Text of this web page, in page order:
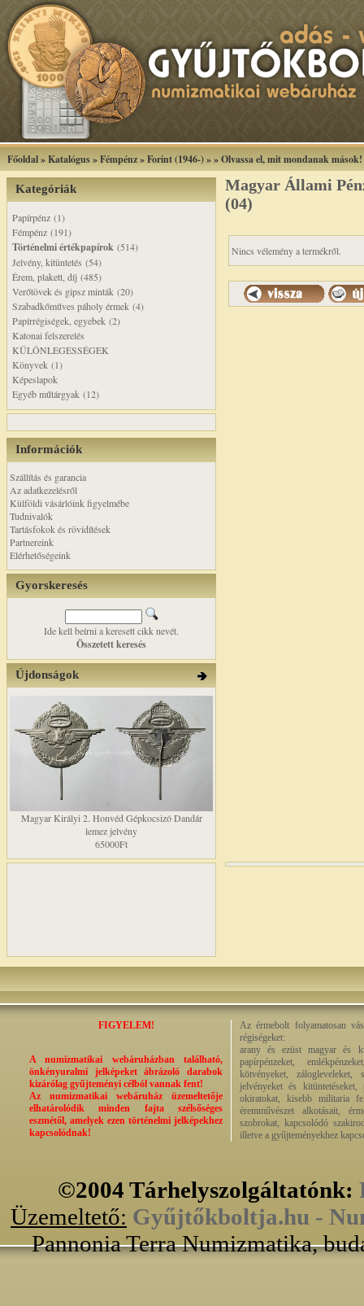
Főoldal»Katalógus»Fémpénz»Forint (1946-)»»Olvassa el, mit mondanak mások!
Kategóriák
Papírpénz (1)
Fémpénz (191)
Történelmi értékpapírok (514)
Jelvény, kitüntetés (54)
Érem, plakett, díj (485)
Verőtövek és gipsz minták (20)
Szabadkőműves páholy érmek (4)
Papírrégiségek, egyebek (2)
Katonai felszerelés
KÜLÖNLEGESSÉGEK
Könyvek (1)
Képeslapok
Egyéb műtárgyak (12)
Információk
Szállítás és garancia
Az adatkezelésről
Külföldi vásárlóink figyelmébe
Tudnivalók
Tartásfokok és rövidítések
Partnereink
Elérhetőségeink
Gyorskeresés
Ide kell beírni a keresett cikk nevét.
Összetett keresés
Újdonságok
Magyar Királyi 2. Honvéd Gépkocsizó Dandár
lemez jelvény
65000Ft
Magyar Állami
(04)
Nincs vélemény a termékről.
FIGYELEM!
A numizmatikai webáruházban található,
önkényuralmi jelképeket ábrázoló darabok
kizárólag gyűjteményi célból vannak fent!
Az numizmatikai webáruház üzemeltetője
elhatárolódik minden fajta szélsőséges
eszmétől, amelyek ezen történelmi jelképekhez
kapcsolódnak!
Az érmebolt folyamatosan
régiségeket:
arany és ezüst magyar és
papírpénzeket,
kötvényeket,
jelvényeket és kitüntetéseket,
okiratokat, kisebb militaria
éremművészet alkotásait,
szobrokat, kapcsolódó
illetve a gyűjteményekhez
©2004 Tárhelyszolgáltatónk:
Üzemeltető: Gyűjtőkboltja.hu -
Pannonia Terra Numizmatika,